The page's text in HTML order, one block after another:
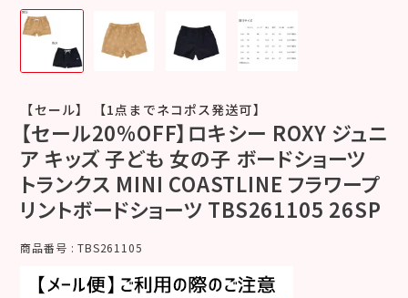
【セール】 【1点までネコポス発送可】
【セール20%OFF】ロキシー ROXY ジュニ
ア キッズ 子ども 女の子 ボードショーツ
トランクス MINI COASTLINE フラワープ
リントボードショーツ TBS261105 26SP
商品番号 TBS261105